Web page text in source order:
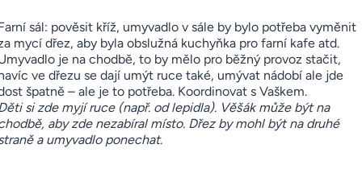
sál: pověsit kříž, umyvadlo v sále by bylo potřeba vyměnit
mycí dřez, aby byla obslužná kuchyňka pro farní kafe atd.
je na chodbě, to by mělo pro běžný provoz stačit,
ve dřezu se dají umýt ruce také, umývat nádobí ale jde
špatně – ale je to potřeba. Koordinovat s Vaškem.
sizde myjí ruce (např. od lepidla).Věšák může být na
aby zde nezabíral místo. Dřez by mohl být na druhé
a umyvadlo ponechat.